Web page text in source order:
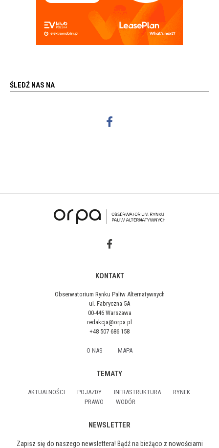
ŚLEDŹ NAS NA
KONTAKT
Obserwatorium Rynku Paliw Alternatywnych
ul. Fabryczna 5A
00-446 Warszawa
redakcja@orpa.pl
+48 507 686 158
O NAS MAPA
TEMATY
AKTUALNOŚCI POJAZDY INFRASTRUKTURA
RYNEK
PRAWO
WODÓR
NEWSLETTER
Zapisz się do naszego newslettera! Bądź na bieżąco z nowościami